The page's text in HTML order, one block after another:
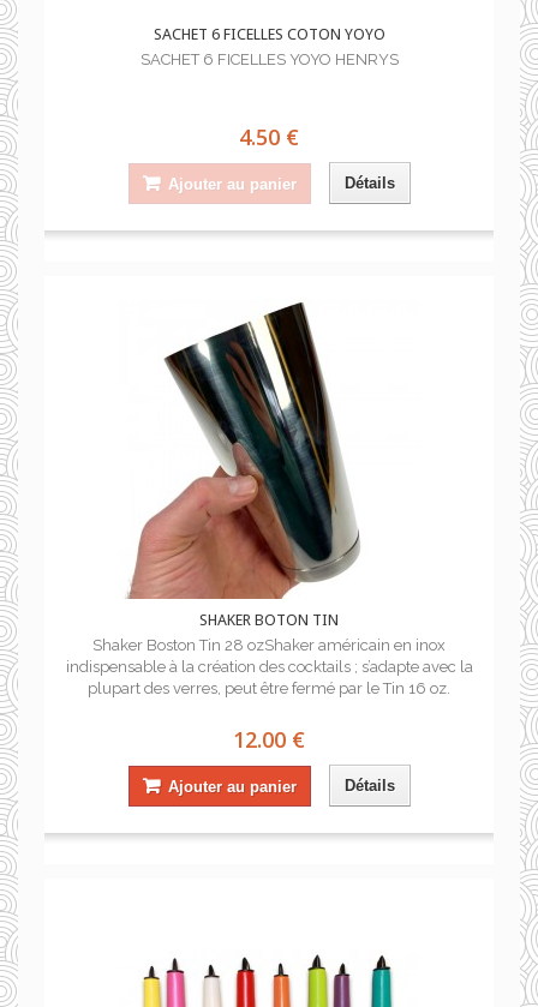
SACHET 6 FICELLES COTON YOYO
SACHET 6 FICELLES YOYO HENRYS
4.50 €
Ajouter au panier Détails
SHAKER BOTON TIN
Shaker Boston Tin 28 ozShaker américain en inox
indispensable à la création des cocktails ; s’adapte avec la
plupart des verres, peut être fermé par le Tin 16 oz.
12.00 €
Ajouter au panier Détails